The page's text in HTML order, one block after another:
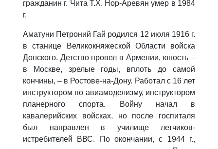
гражданин г. Чита Т.Х. Нор-Аревян умер в 1984
г.
Аматуни Петроний Гай родился 12 июля 1916 г.
в станице Великокняжеской Области войска
Донского. Детство провел в Армении, юность –
в Москве, зрелые годы, вплоть до самой
кончины, – в Ростове-на-Дону. Работал с 16 лет
инструктором по авиамоделизму, инструктором
планерного спорта. Войну начал в
кавалерийских войсках, но после госпиталя
был направлен в училище летчиков-
истребителей ВВС. По окончании, с 1944 г.,